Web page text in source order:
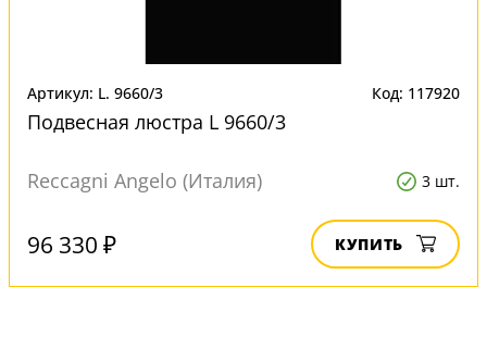
Артикул: L. 9660/3 Код: 117920
Подвесная люстра L 9660/3
Reccagni Angelo (Италия) 3 шт.
96 330 ₽ КУПИТЬ